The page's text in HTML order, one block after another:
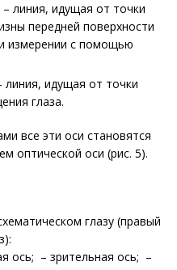
линия, идущая от точки
передней поверхности
измерении с помощью
линия, идущая от точки
глаза.
все эти оси становятся
оптической оси (рис. 5).
глазу (правый
ось; – зрительная ось; –